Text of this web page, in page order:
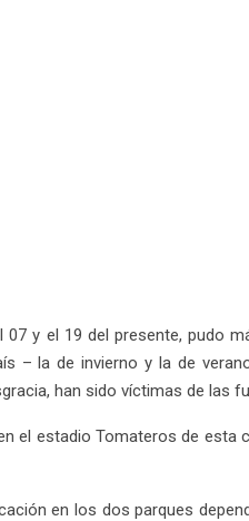
y el 19 del presente, pudo
la de invierno y la de
han sido víctimas de las
estadio Tomateros de esta
en los dos parques